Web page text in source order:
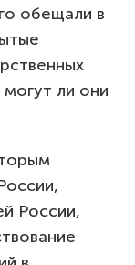
обещали в
ли они
России,